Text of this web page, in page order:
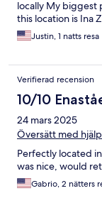
locally My biggest
this location is Ina
license plate to
drove up to the
to park there did
a message to
the situation and
sent this message
aituation and
be fined for our
Otherwise I would
Justin, 1 natts resa
Verifierad recension
10/10
24 mars 2025
Översätt med
Perfectly located
was nice, would
Gabrio, 2 nätters